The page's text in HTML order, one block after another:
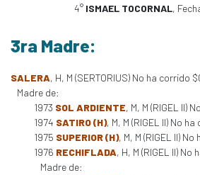
4° ISMAEL TOCORNAL,
3ra Madre:
SALERA, H, M (SERTORIUS) No ha corrido
Madre de:
1973 SOL ARDIENTE, M, M (RIGEL II)
1974 SATIRO (H), M, M (RIGEL II) No
1975 SUPERIOR (H), M, M (RIGEL II)
1976 RECHIFLADA, H, M (RIGEL II) No
Madre de: